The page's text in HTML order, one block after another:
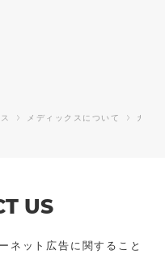
メディックスについて カル
US
ネット広告に 関すること